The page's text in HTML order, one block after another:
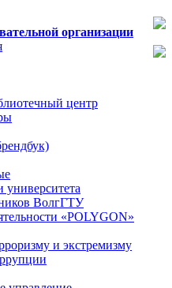
организации
центр
ВолгГТУ
«POLYGON»
и экстремизму